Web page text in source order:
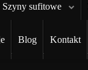
Szyny sufitowe
Blog Kontakt